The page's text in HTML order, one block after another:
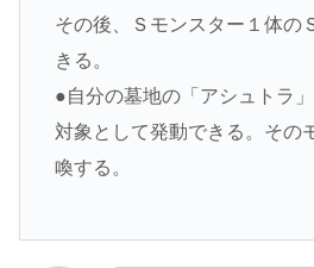
その後、Ｓモンスター１体の
きる。
●自分の墓地の「アシュトラ
対象として発動できる。その
喚する。